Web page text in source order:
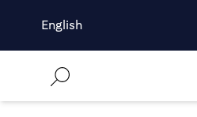
English